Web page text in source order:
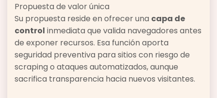
Propuesta de valor única
Su propuesta reside en ofrecer una capa de
control inmediata que valida navegadores antes
de exponer recursos. Esa función aporta
seguridad preventiva para sitios con riesgo de
scraping o ataques automatizados, aunque
sacrifica transparencia hacia nuevos visitantes.